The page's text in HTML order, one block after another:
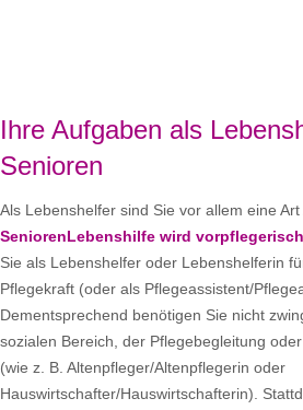
Ihre Aufgaben als
Senioren
Als Lebenshelfer sind Sie vor allem eine
SeniorenLebenshilfe wird
Sie als Lebenshelfer oder Lebenshelferin
Pflegekraft (oder als Pflegeassistent/
Dementsprechend benötigen Sie nicht
sozialen Bereich, der Pflegebegleitung
(wie z. B. Altenpfleger/Altenpflegerin oder
Hauswirtschafter/Hauswirtschafterin).